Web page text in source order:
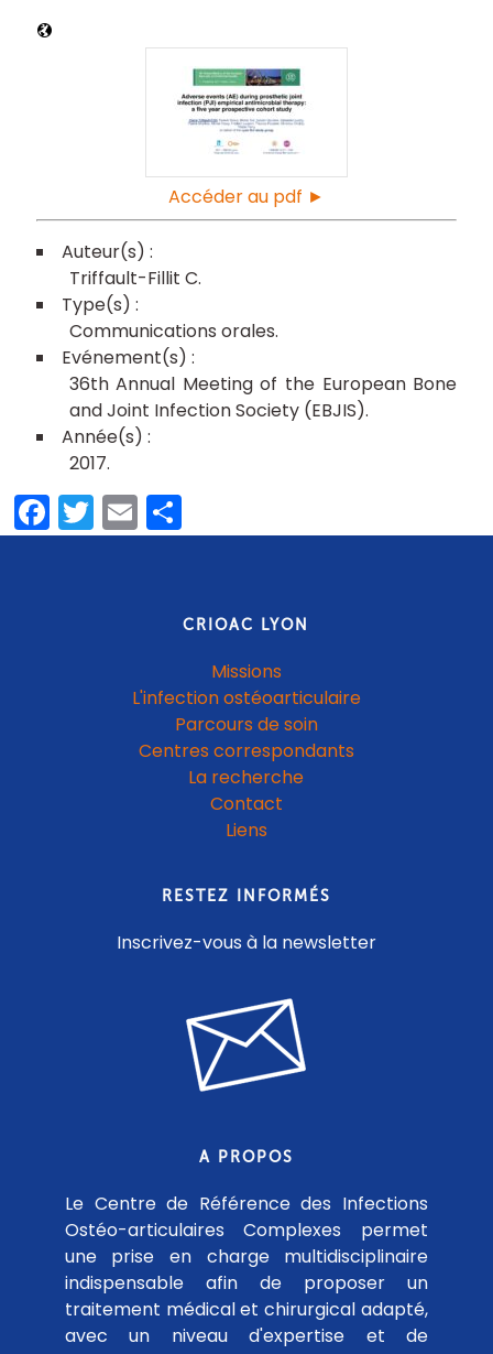
Accéder au pdf ►
Triffault-Fillit C
Communications orales
36th Annual Meeting of the European Bone
and Joint Infection Society (EBJIS)
2017
Facebook
Twitter
EmailPartager
CRIOAC LYON
Missions
L'infection ostéoarticulaire
Parcours de soin
Centres correspondants
La recherche
Contact
Liens
RESTEZ INFORMÉS
Inscrivez-vous à la newsletter
A PROPOS
Le Centre de Référence des Infections
Ostéo-articulaires Complexes permet
une prise en charge multidisciplinaire
indispensable afin de proposer un
traitement médical et chirurgical adapté,
avec un niveau d'expertise et de